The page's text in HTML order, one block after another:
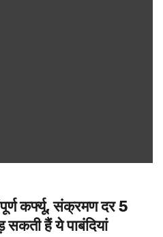
कर्फ्यू, संक्रमण दर 5
हैं ये पाबंदियां